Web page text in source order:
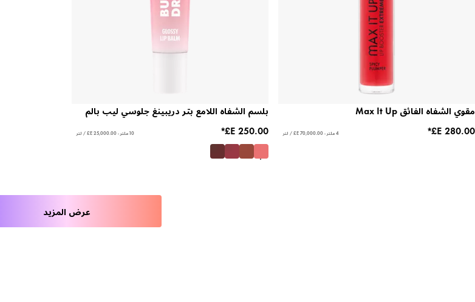
مقوي الشفاه الفائق Max It Up
4 ملتر - ‏70,000.00 E£ / لتر
بلسم الشفاه اللامع بتر دريبينغ جلوسي ليب بالم
10 ملتر - ‏25,000.00 E£ / لتر
عرض المزيد